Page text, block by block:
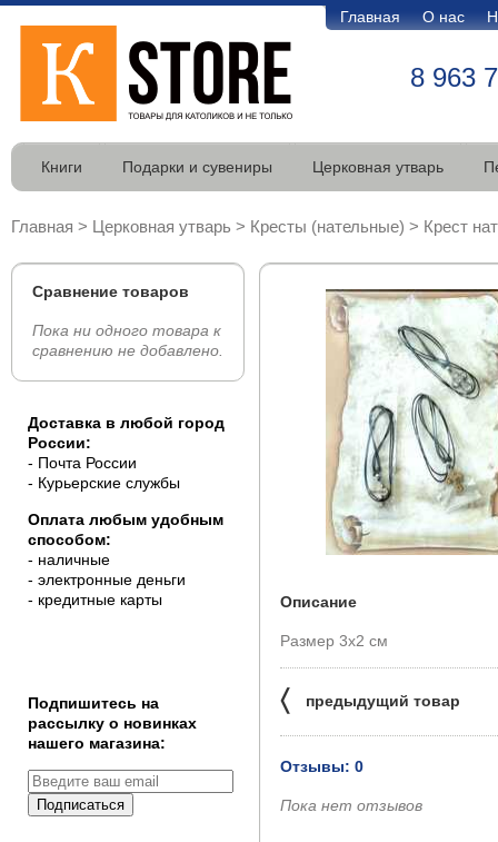
Главная О нас
8 963
Книги Подарки и сувениры Церковная утварь
Главная > Церковная утварь > Кресты (нательные) > Крест
Описание
Размер 3х2 см
〈 предыдущий товар
Отзывы: 0
Пока нет отзывов
Сравнение товаров
Пока ни одного товара к
сравнению не добавлено.
Доставка в любой город
России:
- Почта России
- Курьерские службы
Оплата любым удобным
способом:
- наличные
- электронные деньги
- кредитные карты
Подпишитесь на
рассылку о новинках
нашего магазина:
Подписаться